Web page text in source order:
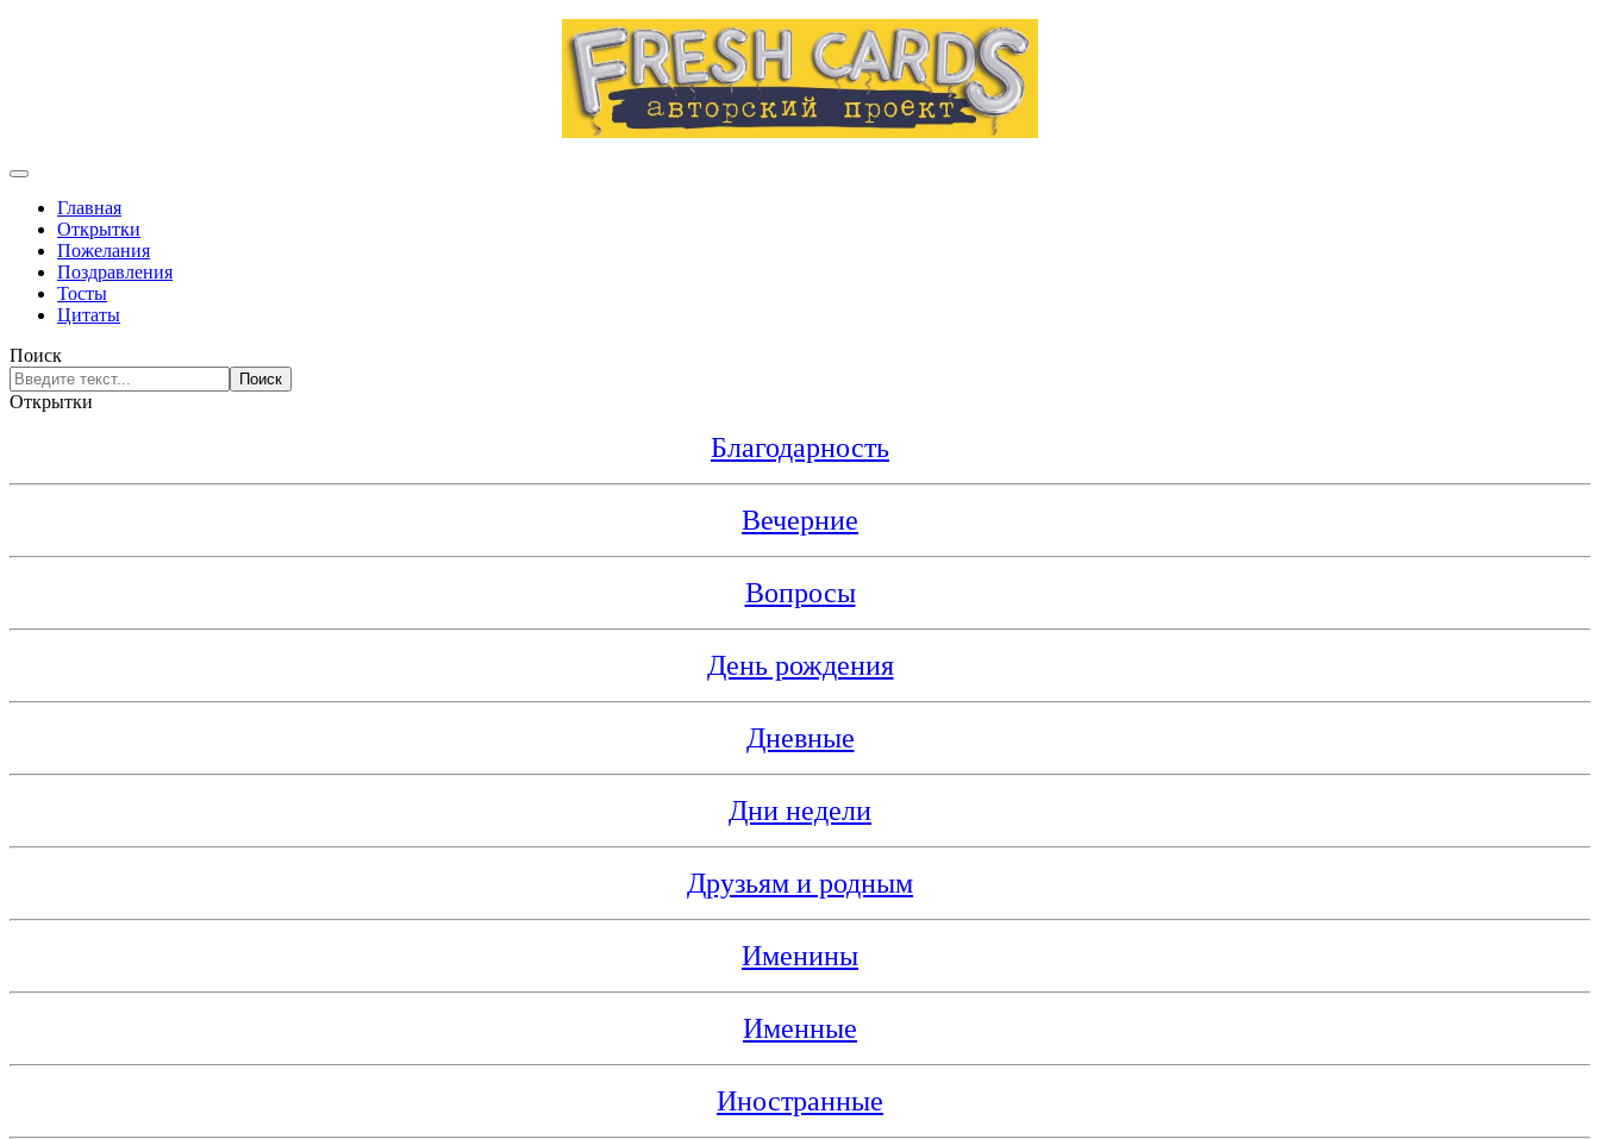
Главная
Открытки
Пожелания
Поздравления
Тосты
Цитаты
Поиск
Поиск
Открытки
Благодарность
Вечерние
Вопросы
День рождения
Дневные
Дни недели
Друзьям и родным
Именины
Именные
Иностранные